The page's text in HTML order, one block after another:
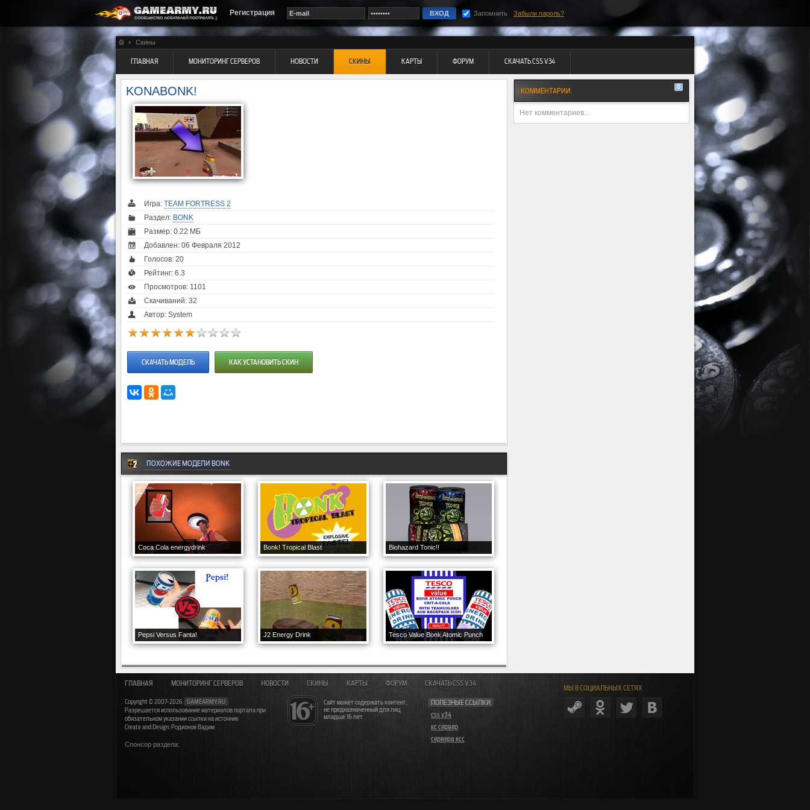
Регистрация Запомнить Забыли пароль?
Скины
ГЛАВНАЯ МОНИТОРИНГ СЕРВЕРОВ НОВОСТИ СКИНЫ КАРТЫ ФОРУМ СКАЧАТЬ CSS V34
KONABONK!
Игра: TEAM FORTRESS 2
Раздел: BONK
Размер: 0.22 МБ
Добавлен: 06 Февраля 2012
Голосов: 20
Рейтинг: 6.3
Просмотров: 1101
Скачиваний: 32
Автор: System
СКАЧАТЬ МОДЕЛЬ КАК УСТАНОВИТЬ СКИН
ПОХОЖИЕ МОДЕЛИ BONK
Coca Cola energydrink Bonk! Tropical Blast Biohazard Tonic!!
Pepsi Versus Fanta! J2 Energy Drink Tesco Value Bonk Atomic Punch
КОММЕНТАРИИ 0
Нет комментариев...
МЫ В СОЦИАЛЬНЫХ СЕТЯХ
Сайт может содержать контент,
не предназначенный для лиц
младше 16 лет
ПОЛЕЗНЫЕ ССЫЛКИ
css v34
кс сервер
сервера ксс
ГЛАВНАЯ МОНИТОРИНГ СЕРВЕРОВ НОВОСТИ СКИНЫ КАРТЫ ФОРУМ СКАЧАТЬ CSS V34
Copyright © 2007-2026
GAMEARMY.RU
Разрешается использование материалов портала при
обязательном указании ссылки на источник
Create and Design: Родионов Вадим
Спонсор раздела: